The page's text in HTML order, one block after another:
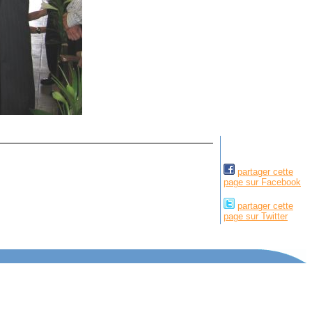
partager cette
page sur Facebook
partager cette
page sur Twitter